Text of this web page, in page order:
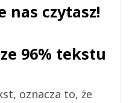
nas czytasz!
96% tekstu
oznacza to, że